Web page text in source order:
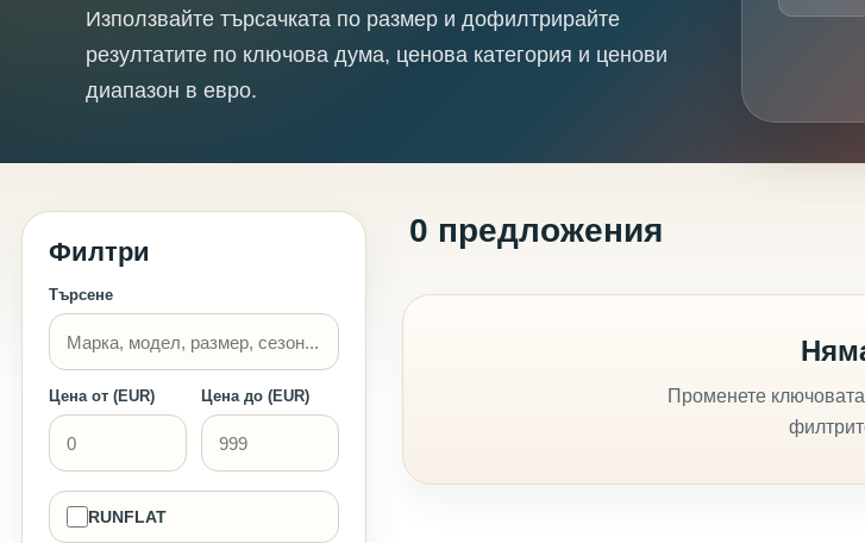
Използвайте търсачката по размер и дофилтрирайте
резултатите по ключова дума, ценова категория и ценови
диапазон в евро.
Филтри
Търсене
Цена от (EUR) Цена до (EUR)
RUNFLAT
0 предложения
Променете